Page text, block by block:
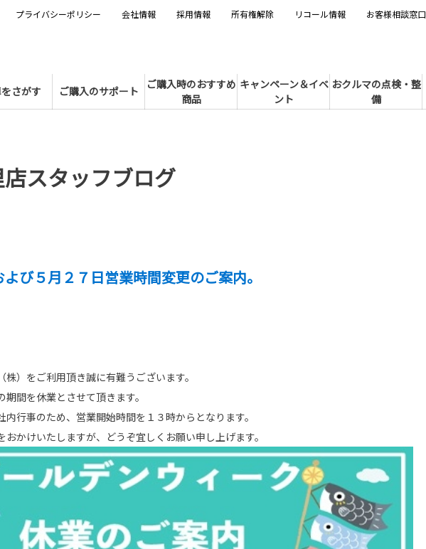
さがす ご購入のサポート
ご購入時のおすすめ
商品
キャンペーン＆イベ
ント
おクルマの点検・整
備
プライバシーポリシー 会社情報 採用情報 所有権解除 リコール情報 お客様相談窓口
スタッフブログ
び５月２７日営業時間変更のご案内。
）をご利用頂き誠に有難うございます。
間を休業とさせて頂きます。
行事のため、営業開始時間を１３時からとなります。
かけいたしますが、どうぞ宜しくお願い申し上げます。